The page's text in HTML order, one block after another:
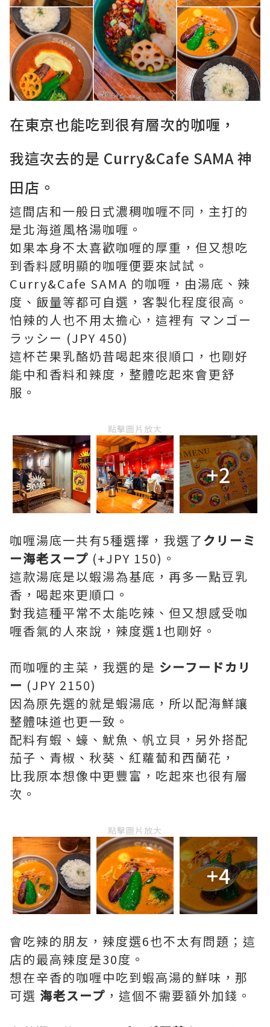
在東京也能吃到很有層次的咖喱，
我這次去的是 Curry&Cafe SAMA 神
田店。
這間店和一般日式濃稠咖喱不同，主打的
是北海道風格湯咖喱。
如果本身不太喜歡咖喱的厚重，但又想吃
到香料感明顯的咖喱便要來試試。
Curry&Cafe SAMA 的咖喱，由湯底、辣
度、飯量等都可自選，客製化程度很高。
怕辣的人也不用太擔心，這裡有 マンゴー
ラッシー (JPY 450)
這杯芒果乳酪奶昔喝起來很順口，也剛好
能中和香料和辣度，整體吃起來會更舒
服。
點擊圖片放大
+2
咖喱湯底一共有5種選擇，我選了クリーミ
ー海老スープ (+JPY 150)。
這款湯底是以蝦湯為基底，再多一點⾖乳
香，喝起來更順口。
對我這種平常不太能吃辣、但又想感受咖
喱香氣的人來說，辣度選1也剛好。
而咖喱的主菜，我選的是 シーフードカリ
ー (JPY 2150)
因為原先選的就是蝦湯底，所以配海鮮讓
整體味道也更一致。
配料有蝦、蠔、魷魚、帆立貝，另外搭配
茄子、青椒、秋葵、紅蘿蔔和西蘭花，
比我原本想像中更豐富，吃起來也很有層
次。
點擊圖片放大
+4
會吃辣的朋友，辣度選6也不太有問題；這
店的最高辣度是30度。
想在辛香的咖喱中吃到蝦高湯的鮮味，那
可選 海老スープ ，這個不需要額外加錢。